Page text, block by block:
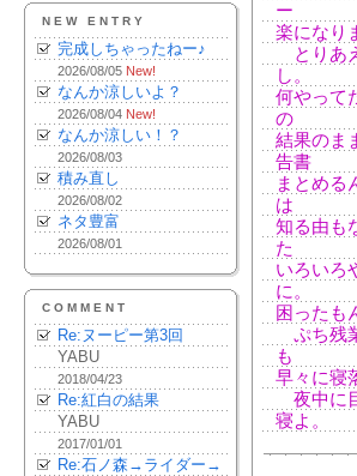
NEW ENTRY
完成しちゃったねー♪
2026/08/05 New!
なんか涼しいよ？
2026/08/04 New!
なんか涼しい！？
2026/08/03
積み直し
2026/08/02
ネタ豊富
2026/08/01
COMMENT
Re:ヌーピー第3回
YABU
2018/04/23
Re:紅白の結果
YABU
2017/01/01
Re:石ノ森→ライダー→
ー
楽になり
とりあ
し。
何やって
の
結果のま
告書
まとめる
は
知る由も
た
いろいろ
に。
困ったも
ぷち残
も
早々に寝
夜中に
寝よ。